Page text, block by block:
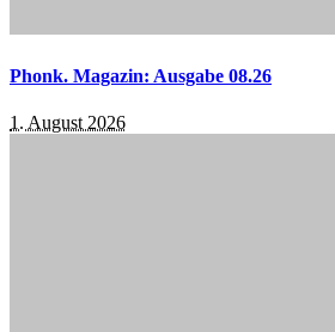
Phonk. Magazin: Ausgabe 08.26
1. August 2026